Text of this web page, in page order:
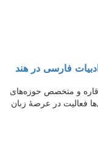
فارسی در هند
و متخصص حوزه‌های
فعالیت در عرصۀ زبان